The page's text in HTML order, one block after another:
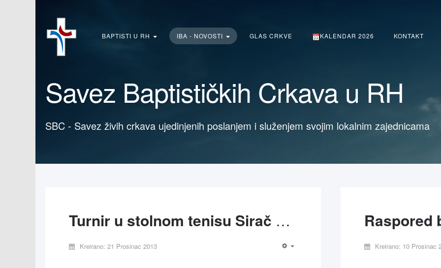
BAPTISTI U RH IBA - NOVOSTI GLAS CRKVE KALENDAR 2026 KONTAKT
Savez Baptističkih Crkava u RH
SBC - Savez živih crkava ujedinjenih poslanjem i služenjem svojim lokalnim zajednicama
Turnir u stolnom tenisu Sirač 2014
Kreirano: 21 Prosinac 2013 Kreirano: 10 Prosinac